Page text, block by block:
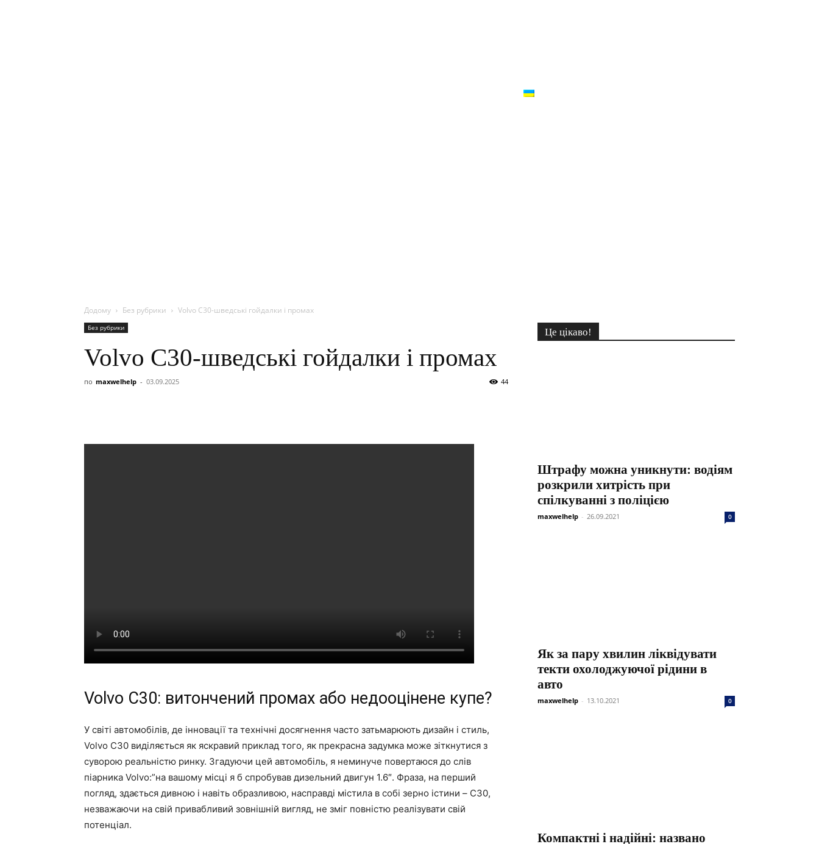
Додому Без рубрики Volvo C30-шведські гойдалки і промах
Без рубрики
Volvo C30-шведські гойдалки і промах
по maxwelhelp - 03.09.2025 44
Volvo C30: витончений промах або недооцінене купе?
У світі автомобілів, де інновації та технічні досягнення часто затьмарюють дизайн і стиль,
Volvo C30 виділяється як яскравий приклад того, як прекрасна задумка може зіткнутися з
суворою реальністю ринку. Згадуючи цей автомобіль, я неминуче повертаюся до слів
піарника Volvo:”на вашому місці я б спробував дизельний двигун 1.6″. Фраза, на перший
погляд, здається дивною і навіть образливою, насправді містила в собі зерно істини – C30,
незважаючи на свій привабливий зовнішній вигляд, не зміг повністю реалізувати свій
потенціал.
Це цікаво!
Штрафу можна уникнути: водіям
розкрили хитрість при
спілкуванні з поліцією
maxwelhelp - 26.09.2021 0
Як за пару хвилин ліквідувати
текти охолоджуючої рідини в
авто
maxwelhelp - 13.10.2021 0
Компактні і надійні: названо